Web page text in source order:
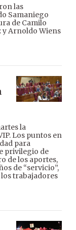
las
Samaniego
de Camilo
y Arnoldo Wiens
la
Los puntos en
para
privilegio de
de los aportes,
de “servicio”,
trabajadores